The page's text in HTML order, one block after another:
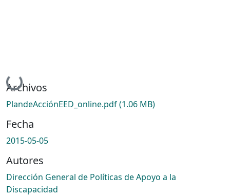
Cargando...
Archivos
PlandeAcciónEED_online.pdf(1.06 MB)
Fecha
2015-05-05
Autores
Dirección General de Políticas de Apoyo a la
Discapacidad